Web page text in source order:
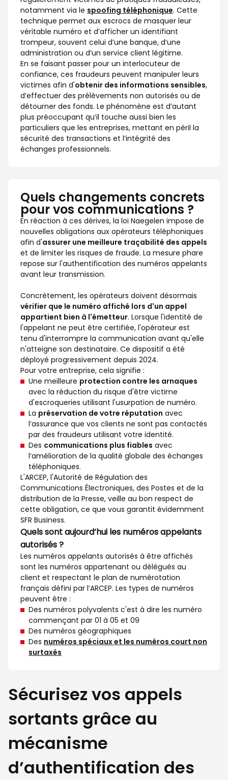
notamment via le spoofing téléphonique. Cette
technique permet aux escrocs de masquer leur
véritable numéro et d’afficher un identifiant
trompeur, souvent celui d’une banque, d’une
administration ou d’un service client légitime.
En se faisant passer pour un interlocuteur de
confiance, ces fraudeurs peuvent manipuler leurs
victimes afin d'obtenir des informations sensibles,
d’effectuer des prélèvements non autorisés ou de
détourner des fonds. Le phénomène est d’autant
plus préoccupant qu’il touche aussi bien les
particuliers que les entreprises, mettant en péril la
sécurité des transactions et l’intégrité des
échanges professionnels.
Quels changements concrets
pour vos communications ?
En réaction à ces dérives, la loi Naegelen impose de
nouvelles obligations aux opérateurs téléphoniques
afin d'assurer une meilleure traçabilité des appels
et de limiter les risques de fraude. La mesure phare
repose sur l'authentification des numéros appelants
avant leur transmission.
Concrètement, les opérateurs doivent désormais
vérifier que le numéro affiché lors d'un appel
appartient bien à l'émetteur. Lorsque l'identité de
l'appelant ne peut être certifiée, l'opérateur est
tenu d'interrompre la communication avant qu'elle
n'atteigne son destinataire. Ce dispositif a été
déployé progressivement depuis 2024.
Pour votre entreprise, cela signifie :
Une meilleure protection contre les arnaques
avec la réduction du risque d'être victime
d'escroqueries utilisant l'usurpation de numéro.
La préservation de votre réputation avec
l’assurance que vos clients ne sont pas contactés
par des fraudeurs utilisant votre identité.
Des communications plus fiables avec
l’amélioration de la qualité globale des échanges
téléphoniques.
L'ARCEP, l'Autorité de Régulation des
Communications Électroniques, des Postes et de la
distribution de la Presse, veille au bon respect de
cette obligation, ce que vous garantit évidemment
SFR Business.
Quels sont aujourd’hui les numéros appelants
autorisés ?
Les numéros appelants autorisés à être affichés
sont les numéros appartenant ou délégués au
client et respectant le plan de numérotation
français défini par l’ARCEP. Les types de numéros
peuvent être :
Des numéros polyvalents c'est à dire les numéro
commençant par 01 à 05 et 09
Des numéros géographiques
Des numéros spéciaux et les numéros court non
surtaxés
Sécurisez vos appels
sortants grâce au
mécanisme
d’authentification des